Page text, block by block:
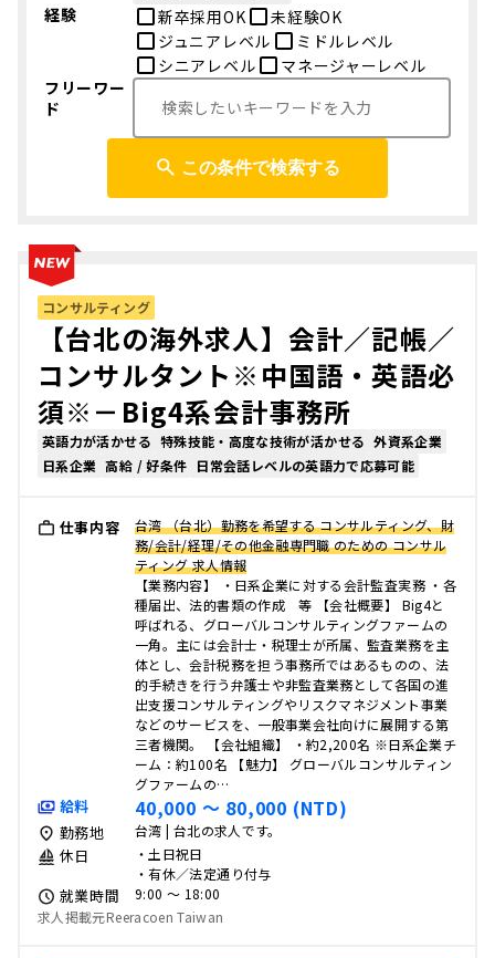
経験
新卒採用OK
未経験OK
ジュニアレベル
ミドルレベル
シニアレベル
マネージャーレベル
フリーワー
ド
この条件で検索する
コンサルティング
【台北の海外求人】会計／記帳／
コンサルタント※中国語・英語必
須※－Big4系会計事務所
英語力が活かせる 特殊技能・高度な技術が活かせる 外資系企業
日系企業 高給 / 好条件 日常会話レベルの英語力で応募可能
仕事内容
台湾 （台北）勤務を希望する コンサルティング、財
務/会計/経理/その他金融専門職 のための コンサル
ティング 求人情報
【業務内容】 ・日系企業に対する会計監査実務 ・各
種届出、法的書類の作成 等 【会社概要】 Big4と
呼ばれる、グローバルコンサルティングファームの
一角。主には会計士・税理士が所属、監査業務を主
体とし、会計税務を担う事務所ではあるものの、法
的手続きを行う弁護士や非監査業務として各国の進
出支援コンサルティングやリスクマネジメント事業
などのサービスを、一般事業会社向けに展開する第
三者機関。 【会社組織】 ・約2,200名 ※日系企業チ
ーム：約100名 【魅力】 グローバルコンサルティン
グファームの…
給料 40,000 〜 80,000 (NTD)
勤務地 台湾 | 台北の求人です。
休日
・土日祝日
・有休／法定通り付与
就業時間
9:00 〜 18:00
求人掲載元Reeracoen Taiwan